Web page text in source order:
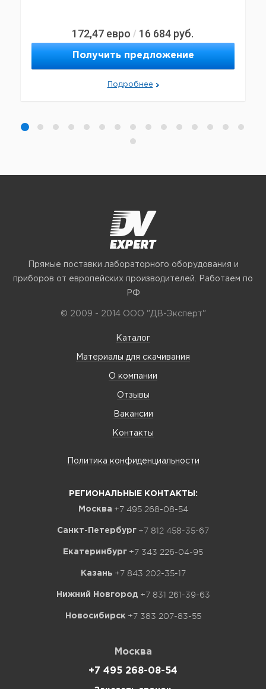
172,47 евро / 16 684 руб.
Получить предложение
Подробнее
Прямые поставки лабораторного оборудования и
приборов от европейских производителей. Работаем по
РФ
© 2009 - 2014 ООО "ДВ-Эксперт"
Каталог
Материалы для скачивания
О компании
Отзывы
Вакансии
Контакты
Политика конфиденциальности
РЕГИОНАЛЬНЫЕ КОНТАКТЫ:
Москва +7 495 268-08-54
Санкт-Петербург +7 812 458-35-67
Екатеринбург +7 343 226-04-95
Казань +7 843 202-35-17
Нижний Новгород +7 831 261-39-63
Новосибирск +7 383 207-83-55
Москва
+7 495 268-08-54